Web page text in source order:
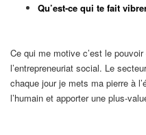
Qu’est-ce qui te fait
Ce qui me motive c’est le
l’entrepreneuriat social. Le
chaque jour je mets ma pierre à
l’humain et apporter une plus-